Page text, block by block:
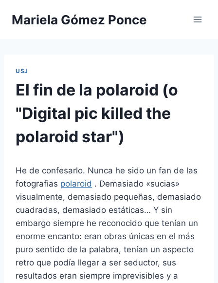
Mariela Gómez Ponce
USJ
El fin de la polaroid (o
"Digital pic killed the
polaroid star")
He de confesarlo. Nunca he sido un fan de las
fotografias polaroid . Demasiado «sucias»
visualmente, demasiado pequeñas, demasiado
cuadradas, demasiado estáticas… Y sin
embargo siempre he reconocido que tenían un
enorme encanto: eran obras únicas en el más
puro sentido de la palabra, tenían un aspecto
retro que podía llegar a ser seductor, sus
resultados eran siempre imprevisibles y a